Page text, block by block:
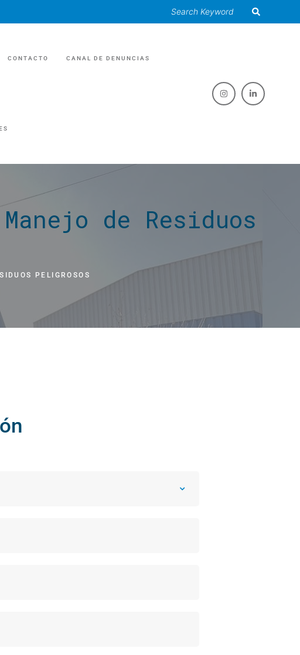
SANITARIAS
Y GRASAS
CIRCULAR /RECICLAJE
BENEFICIOS DEL MANEJO DE RESIDUOS PARA EL MEDIO AMBIENTE
DE SELECCIÓN DE EQUIPOS PARA EL MANEJO DE RESIDUOS
CONTACTO CANAL DE DENUNCIAS
de Residuos
PELIGROSOS